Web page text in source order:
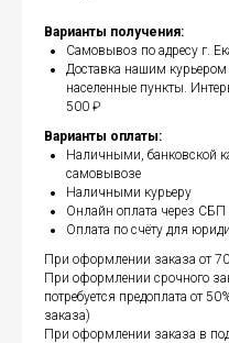
Варианты получения:
Самовывоз по адресу г.
Доставка нашим
населенные пункты.
500 ₽
Варианты оплаты:
Наличными, банковской
самовывозе
Наличными курьеру
Онлайн оплата через СБП
Оплата по счёту для
При оформлении заказа от
При оформлении срочного
потребуется предоплата от
заказа)
При оформлении заказа в